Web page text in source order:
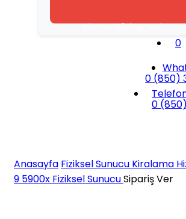
Hizmet Sözleşmesi
0
0 (850)
0
Anasayfa Fiziksel Sunucu Kiralama
9 5900x Fiziksel SunucuSipariş Ver